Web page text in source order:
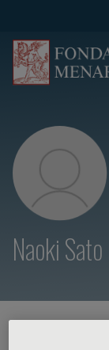
Naoki Sato